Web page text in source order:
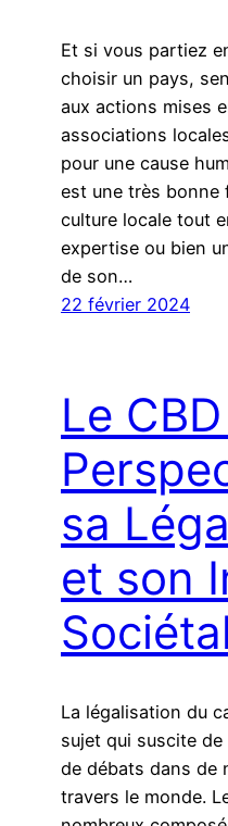
Et si vous partiez
choisir un pays,
aux actions mises
associations
pour une cause
est une très bonne
culture locale tout
expertise ou bien
de son…
22 février 2024
Le
sa
et son
Sociétal
La légalisation du
sujet qui suscite
de débats dans de
travers le monde.